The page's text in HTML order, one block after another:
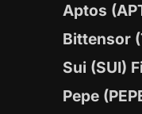
Aptos
Bittensor
Sui (SUI)
Pepe